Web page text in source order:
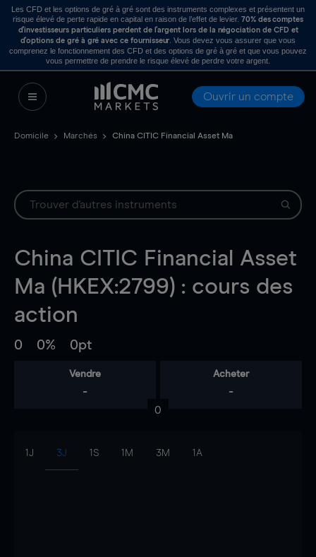
Les CFD et les options de gré à gré sont des instruments complexes et présentent un
risque élevé de perte rapide en capital en raison de l’effet de levier. 70% des comptes
d’investisseurs particuliers perdent de l’argent lors de la négociation de CFD et
d’options de gré à gré avec ce fournisseur . Vous devez vous assurer que vous
comprenez le fonctionnement des CFD et des options de gré à gré et que vous pouvez
vous permettre de prendre le risque élevé de perdre votre argent.
Ouvrir un compte
Domicile Marchés China CITIC Financial Asset Ma
China CITIC Financial Asset
Ma (HKEX:2799) : cours des
action
0 0% 0pt
Vendre
-
Acheter
-
0
1J 3J 1S 1M 3M 1A